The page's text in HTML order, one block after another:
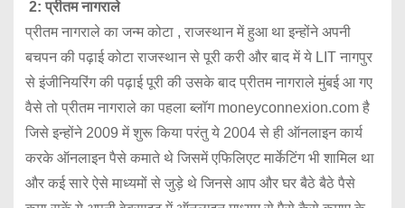
2: प्रीतम नागराले
प्रीतम नागराले का जन्म कोटा , राजस्थान में हुआ था इन्होंने अपनी
बचपन की पढ़ाई कोटा राजस्थान से पूरी करी और बाद में ये LIT नागपुर
से इंजीनियरिंग की पढ़ाई पूरी की उसके बाद प्रीतम नागराले मुंबई आ गए
वैसे तो प्रीतम नागराले का पहला ब्लॉग moneyconnexion.com है
जिसे इन्होंने 2009 में शुरू किया परंतु ये 2004 से ही ऑनलाइन कार्य
करके ऑनलाइन पैसे कमाते थे जिसमें एफिलिएट मार्केटिंग भी शामिल था
और कई सारे ऐसे माध्यमों से जुड़े थे जिनसे आप और घर बैठे बैठे पैसे